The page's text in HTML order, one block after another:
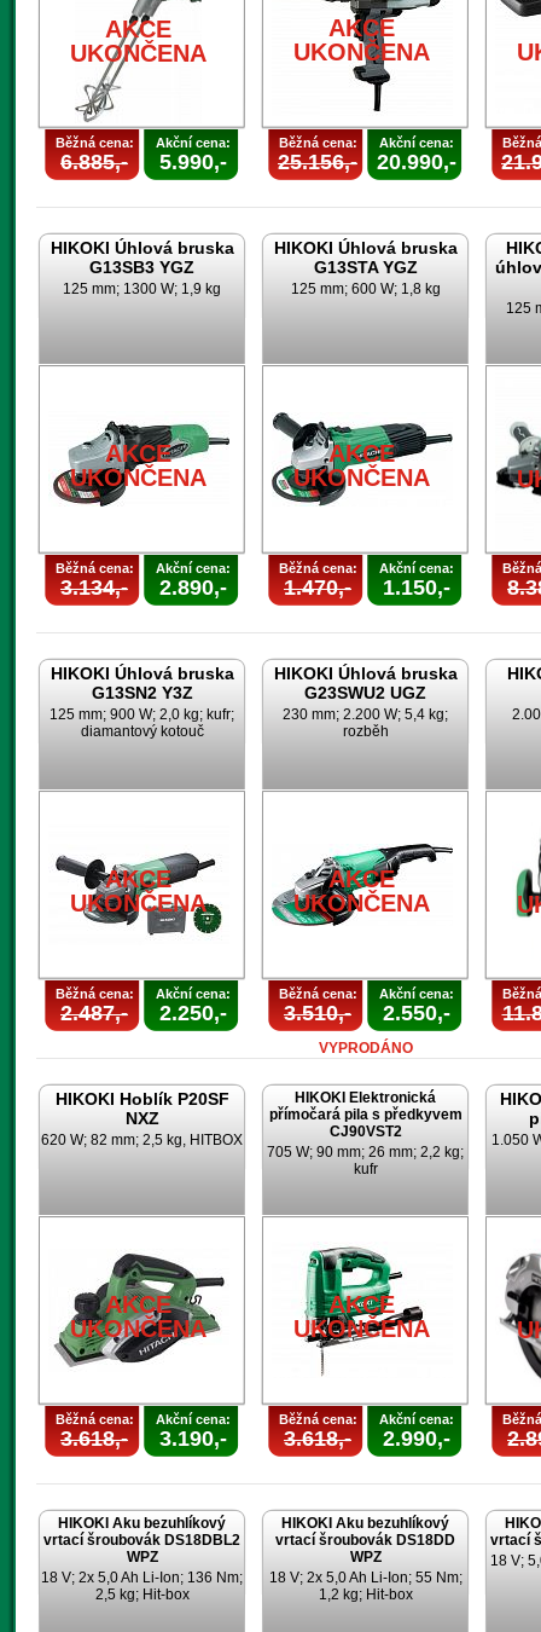
AKCE
UKONČENA
Běžná cena:
6.885,-
Akční cena:
5.990,-
AKCE
UKONČENA
Běžná cena:
25.156,-
Akční cena:
20.990,-
HIKOKI Úhlová bruska
G13SB3 YGZ
125 mm; 1300 W; 1,9 kg
AKCE
UKONČENA
Běžná cena:
3.134,-
Akční cena:
2.890,-
HIKOKI Úhlová bruska
G13STA YGZ
125 mm; 600 W; 1,8 kg
AKCE
UKONČENA
Běžná cena:
1.470,-
Akční cena:
1.150,-
125
HIKOKI Úhlová bruska
G13SN2 Y3Z
125 mm; 900 W; 2,0 kg; kufr;
diamantový kotouč
AKCE
UKONČENA
Běžná cena:
2.487,-
Akční cena:
2.250,-
HIKOKI Úhlová bruska
G23SWU2 UGZ
230 mm; 2.200 W; 5,4 kg;
rozběh
AKCE
UKONČENA
Běžná cena:
3.510,-
Akční cena:
2.550,-
VYPRODÁNO
HIKOKI Hoblík P20SF
NXZ
620 W; 82 mm; 2,5 kg, HITBOX
AKCE
UKONČENA
Běžná cena:
3.618,-
Akční cena:
3.190,-
HIKOKI Elektronická
přímočará pila s předkyvem
CJ90VST2
705 W; 90 mm; 26 mm; 2,2 kg;
kufr
AKCE
UKONČENA
Běžná cena:
3.618,-
Akční cena:
2.990,-
1.050
HIKOKI Aku bezuhlíkový
vrtací šroubovák DS18DBL2
WPZ
18 V; 2x 5,0 Ah Li-Ion; 136 Nm;
2,5 kg; Hit-box
HIKOKI Aku bezuhlíkový
vrtací šroubovák DS18DD
WPZ
18 V; 2x 5,0 Ah Li-Ion; 55 Nm;
1,2 kg; Hit-box
vrtací
18 V;